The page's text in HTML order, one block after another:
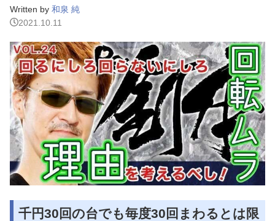
Written by 和泉 純
2021.10.11
千円30回の台でも毎度30回まわるとは限